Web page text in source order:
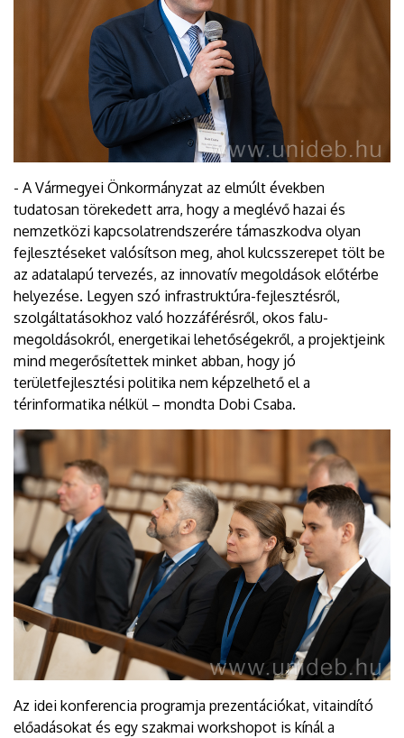
- A Vármegyei Önkormányzat az elmúlt években
tudatosan törekedett arra, hogy a meglévő hazai és
nemzetközi kapcsolatrendszerére támaszkodva olyan
fejlesztéseket valósítson meg, ahol kulcsszerepet tölt be
az adatalapú tervezés, az innovatív megoldások előtérbe
helyezése. Legyen szó infrastruktúra-fejlesztésről,
szolgáltatásokhoz való hozzáférésről, okos falu-
megoldásokról, energetikai lehetőségekről, a projektjeink
mind megerősítettek minket abban, hogy jó
területfejlesztési politika nem képzelhető el a
térinformatika nélkül – mondta Dobi Csaba.
Az idei konferencia programja prezentációkat, vitaindító
előadásokat és egy szakmai workshopot is kínál a